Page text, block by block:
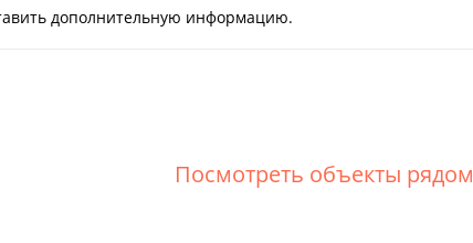
дополнительную информацию.
Посмотреть объекты рядом